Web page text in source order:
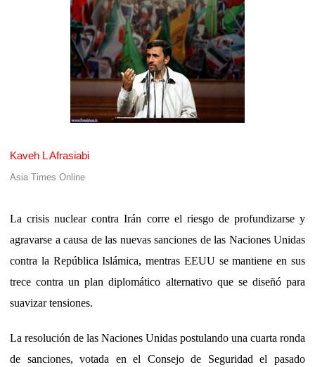
Kaveh L Afrasiabi
Asia Times Online
La crisis nuclear contra Irán corre el riesgo de profundizarse y
agravarse a causa de las nuevas sanciones de las Naciones Unidas
contra la República Islámica, mentras EEUU se mantiene en sus
trece contra un plan diplomático alternativo que se diseñó para
suavizar tensiones.
La resolución de las Naciones Unidas postulando una cuarta ronda
de sanciones, votada en el Consejo de Seguridad el pasado